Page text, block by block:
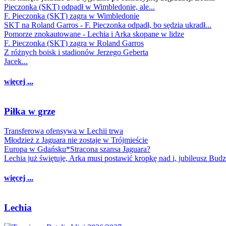
Pieczonka (SKT) odpadł w Wimbledonie, ale...
F. Pieczonka (SKT) zagra w Wimbledonie
SKT na Roland Garros - F. Pieczonka odpadł, bo sędzia ukradł...
Pomorze znokautowane - Lechia i Arka skopane w lidze
F. Pieczonka (SKT) zagra w Roland Garros
Z różnych boisk i stadionów Jerzego Geberta
Jacek...
więcej ...
Piłka w grze
Transferowa ofensywa w Lechii trwa
Młodzież z Jaguara nie zostaje w Trójmieście
Europa w Gdańsku*Stracona szansa Jaguara?
Lechia już świętuje, Arka musi postawić kropkę nad i, jubileusz
więcej ...
Lechia